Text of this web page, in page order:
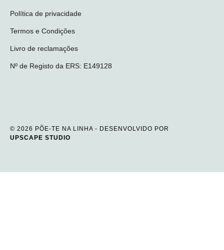
Política de privacidade
Termos e Condições
Livro de reclamações
Nº de Registo da ERS: E149128
© 2026 PÕE-TE NA LINHA - DESENVOLVIDO POR
UPSCAPE STUDIO